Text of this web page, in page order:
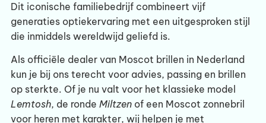
Dit iconische familiebedrijf combineert vijf
generaties optiekervaring met een uitgesproken stijl
die inmiddels wereldwijd geliefd is.
Als officiële dealer van Moscot brillen in Nederland
kun je bij ons terecht voor advies, passing en brillen
op sterkte. Of je nu valt voor het klassieke model
Lemtosh, de ronde Miltzenof een Moscot zonnebril
voor heren met karakter, wij helpen je met